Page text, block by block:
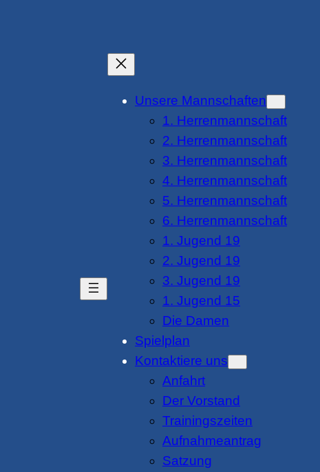
Unsere Mannschaften
1. Herrenmannschaft
2. Herrenmannschaft
3. Herrenmannschaft
4. Herrenmannschaft
5. Herrenmannschaft
6. Herrenmannschaft
1. Jugend 19
2. Jugend 19
3. Jugend 19
1. Jugend 15
Die Damen
Spielplan
Kontaktiere uns
Anfahrt
Der Vorstand
Trainingszeiten
Aufnahmeantrag
Satzung